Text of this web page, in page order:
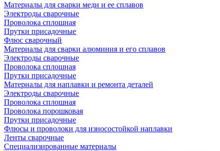
Материалы для сварки меди и ее сплавов
Электроды сварочные
Проволока сплошная
Прутки присадочные
Флюс сварочный
Материалы для сварки алюминия и его сплавов
Электроды сварочные
Проволока сплошная
Прутки присадочные
Материалы для наплавки и ремонта деталей
Электроды сварочные
Проволока сплошная
Проволока порошковая
Прутки присадочные
Флюсы и проволоки для износостойкой наплавки
Ленты сварочные
Специализированные материалы